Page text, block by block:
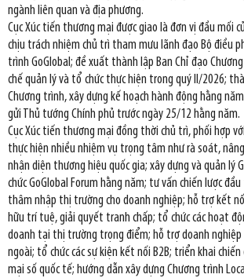
ngành liên quan và địa phương.
Cục Xúc tiến thương mại được giao là đơn vị đầu mối
chịu trách nhiệm chủ trì tham mưu lãnh đạo Bộ điều
trình GoGlobal; đề xuất thành lập Ban Chỉ đạo
chế quản lý và tổ chức thực hiện trong quý II/2026;
Chương trình, xây dựng kế hoạch hành động hằng
gửi Thủ tướng Chính phủ trước ngày 25/12 hằng năm.
Cục Xúc tiến thương mại đồng thời chủ trì, phối hợp
thực hiện nhiều nhiệm vụ trọng tâm như rà soát,
nhận diện thương hiệu quốc gia; xây dựng và quản lý
chức GoGlobal Forum hằng năm; tư vấn chiến lược
thâm nhập thị trường cho doanh nghiệp; hỗ trợ kết
hữu trí tuệ, giải quyết tranh chấp; tổ chức các hoạt
doanh tại thị trường trọng điểm; hỗ trợ doanh nghiệp
ngoài; tổ chức các sự kiện kết nối B2B; triển khai
mại số quốc tế; hướng dẫn xây dựng Chương trình